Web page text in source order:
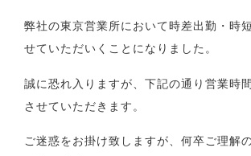
弊社の東京営業所において時差出勤・時
せていただいくことになりました。
誠に恐れ入りますが、下記の通り営業時
させていただきます。
ご迷惑をお掛け致しますが、何卒ご理解